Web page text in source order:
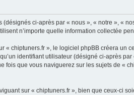
ci-après par « nous », « notre », «
n’importe quelle information collectée
chiptuners.fr », le logiciel phpBB créera
identifiant utilisateur (désigné ci-après
que vous naviguerez sur les sujets de «
sur « chiptuners.fr », bien que ceux-ci